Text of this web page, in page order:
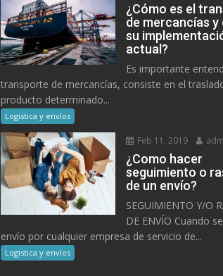
¿Cómo es el
de mercancías y
su
actual?
Es importante
transporte de mercancías, consiste en el
producto determinado...
Logistica y envíos
Feb 11, 2019
¿Como hacer
seguimiento o
de un envío?
SEGUIMIENTO Y/O
DE ENVÍO Cuando
envío por cualquier empresa de servicio de...
Logistica y envíos